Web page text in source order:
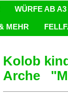
WÜRFE AB A3
MEHR
Kolob
Arche